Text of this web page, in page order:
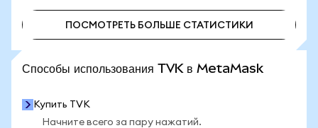
ПОСМОТРЕТЬ БОЛЬШЕ СТАТИСТИКИ
Способы использования TVK в MetaMask
Купить TVK
Начните всего за пару нажатий.